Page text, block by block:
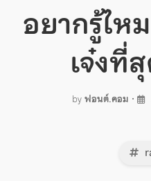
อยากรู้ไห
เจ๋งที่
byฟอนต์.คอม •